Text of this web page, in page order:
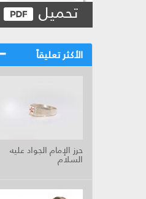
تحميل
الأكثر تعليقاً
حرز الإمام الجواد عليه
السلام